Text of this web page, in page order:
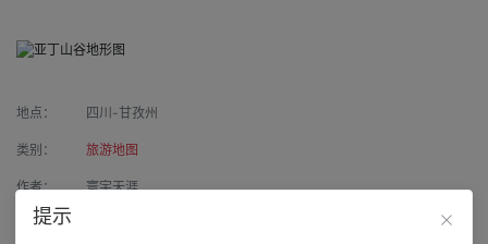
地点： 四川-甘孜州
类别： 旅游地图
作者： 寰宇天涯
来源：
提示